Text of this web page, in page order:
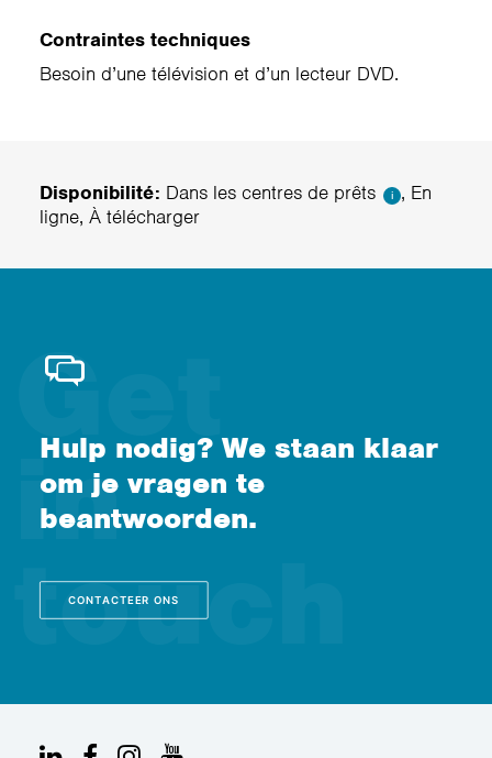
Contraintes techniques
Besoin d’une télévision et d’un lecteur DVD.
Disponibilité: Dans les centres de prêts i
, En
ligne, À télécharger
Hulp nodig? We staan klaar
om je vragen te
beantwoorden.
CONTACTEER ONS